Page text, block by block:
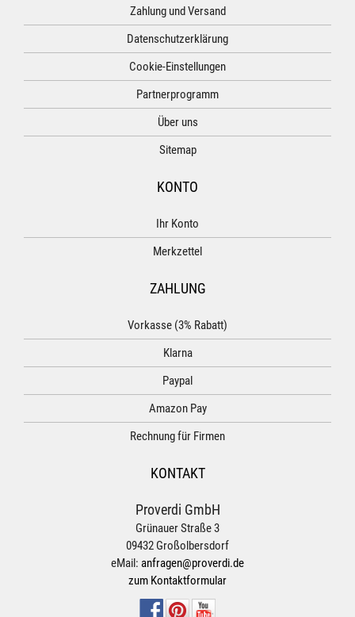
Zahlung und Versand
Datenschutzerklärung
Cookie-Einstellungen
Partnerprogramm
Über uns
Sitemap
KONTO
Ihr Konto
Merkzettel
ZAHLUNG
Vorkasse (3% Rabatt)
Klarna
Paypal
Amazon Pay
Rechnung für Firmen
KONTAKT
Proverdi GmbH
Grünauer Straße 3
09432 Großolbersdorf
eMail: anfragen@proverdi.de
zum Kontaktformular